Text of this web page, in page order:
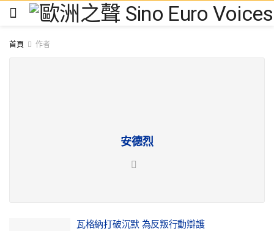
首頁 作者
安德烈
瓦格納打破沉默 為反叛行動辯護